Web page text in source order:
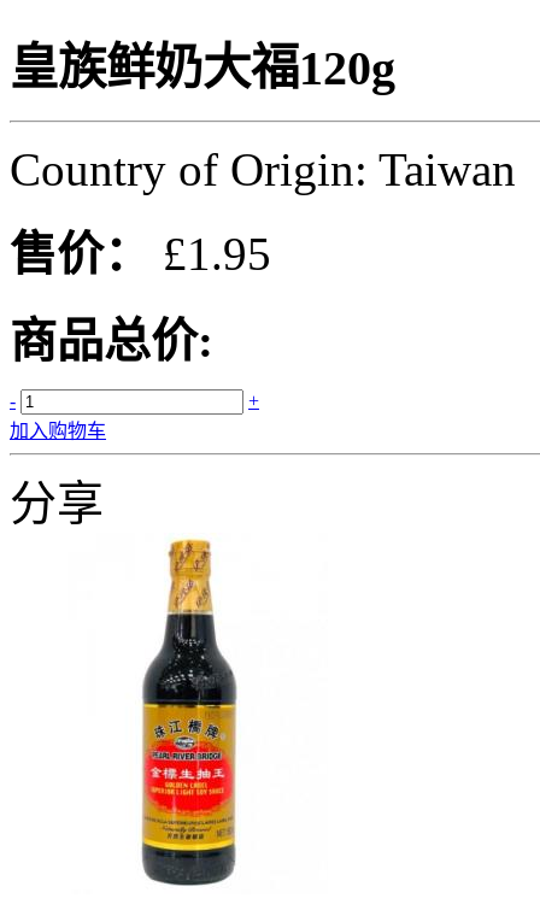
皇族鲜奶大福120g
Country of Origin: Taiwan
售价：
£1.95
商品总价:
-
+
加入购物车
分享